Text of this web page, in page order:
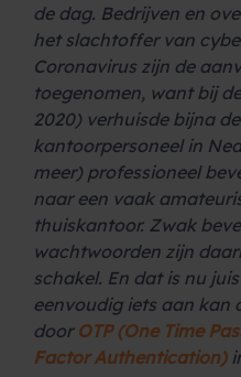
de dag. Bedrijven en
het slachtoffer van
Coronavirus zijn de
toegenomen, want bij
2020) verhuisde bijna
kantoorpersoneel in
meer) professioneel
naar een vaak
thuiskantoor. Zwak
wachtwoorden zijn
schakel. En dat is nu
eenvoudig iets aan kan
door OTP (One Time
Factor Authentication)